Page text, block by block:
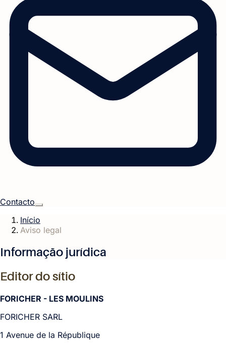
Contacto
Início
Aviso legal
Informação jurídica
Editor do sítio
FORICHER - LES MOULINS
FORICHER SARL
1 Avenue de la République